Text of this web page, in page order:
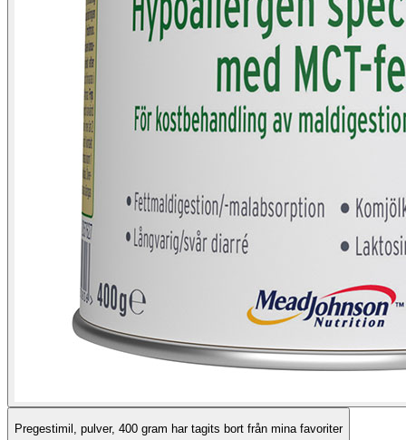
Pregestimil, pulver, 400 gram har tagits bort från mina favoriter